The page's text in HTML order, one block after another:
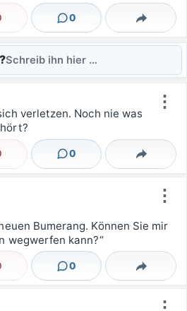
lustig 0
Kommentare Teilen
Schreib ihn hier …
⋮
verletzen. Noch nie was
lustig 0
Kommentare Teilen
⋮
Bumerang. Können Sie mir
wegwerfen kann?“
lustig 0
Kommentare Teilen